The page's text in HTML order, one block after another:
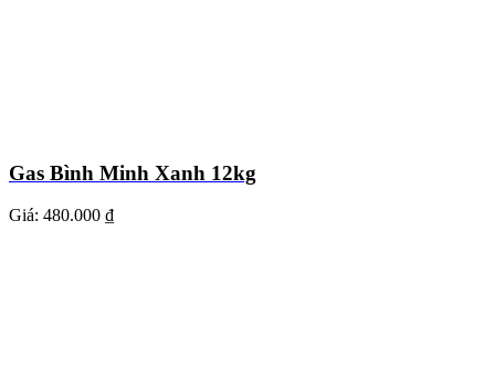
Gas Bình Minh Xanh 12kg
Giá: 480.000 ₫